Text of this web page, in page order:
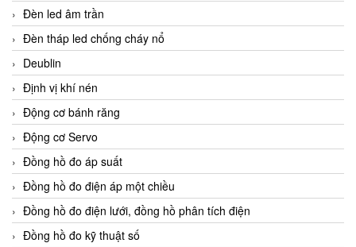
Đèn led âm trần
Đèn tháp led chống cháy nổ
Deublin
Định vị khí nén
Động cơ bánh răng
Động cơ Servo
Đồng hồ đo áp suất
Đồng hồ đo điện áp một chiều
Đồng hồ đo điện lưới, đồng hồ phân tích điện
Đồng hồ đo kỹ thuật số